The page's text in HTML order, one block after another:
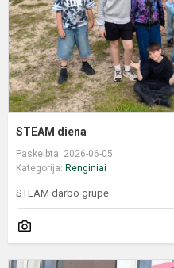
STEAM diena
Paskelbta: 2026-06-05
Kategorija: Renginiai
STEAM darbo grupė